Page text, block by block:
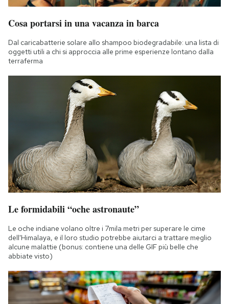
Cosa portarsi in una vacanza in barca
Dal caricabatterie solare allo shampoo biodegradabile: una lista di
oggetti utili a chi si approccia alle prime esperienze lontano dalla
terraferma
Le formidabili “oche astronaute”
Le oche indiane volano oltre i 7mila metri per superare le cime
dell'Himalaya, e il loro studio potrebbe aiutarci a trattare meglio
alcune malattie (bonus: contiene una delle GIF più belle che
abbiate visto)